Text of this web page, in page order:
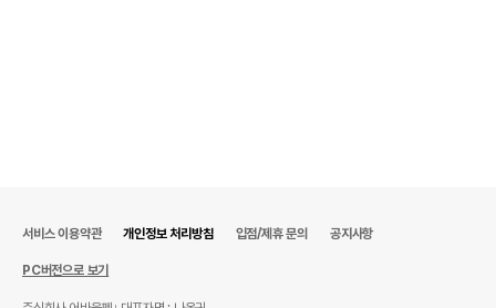
서비스 이용약관 개인정보 처리방침 입점/제휴 문의 공지사항
PC버전으로 보기